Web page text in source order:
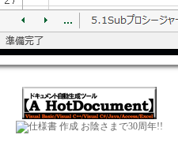
お陰さまで30周年!!